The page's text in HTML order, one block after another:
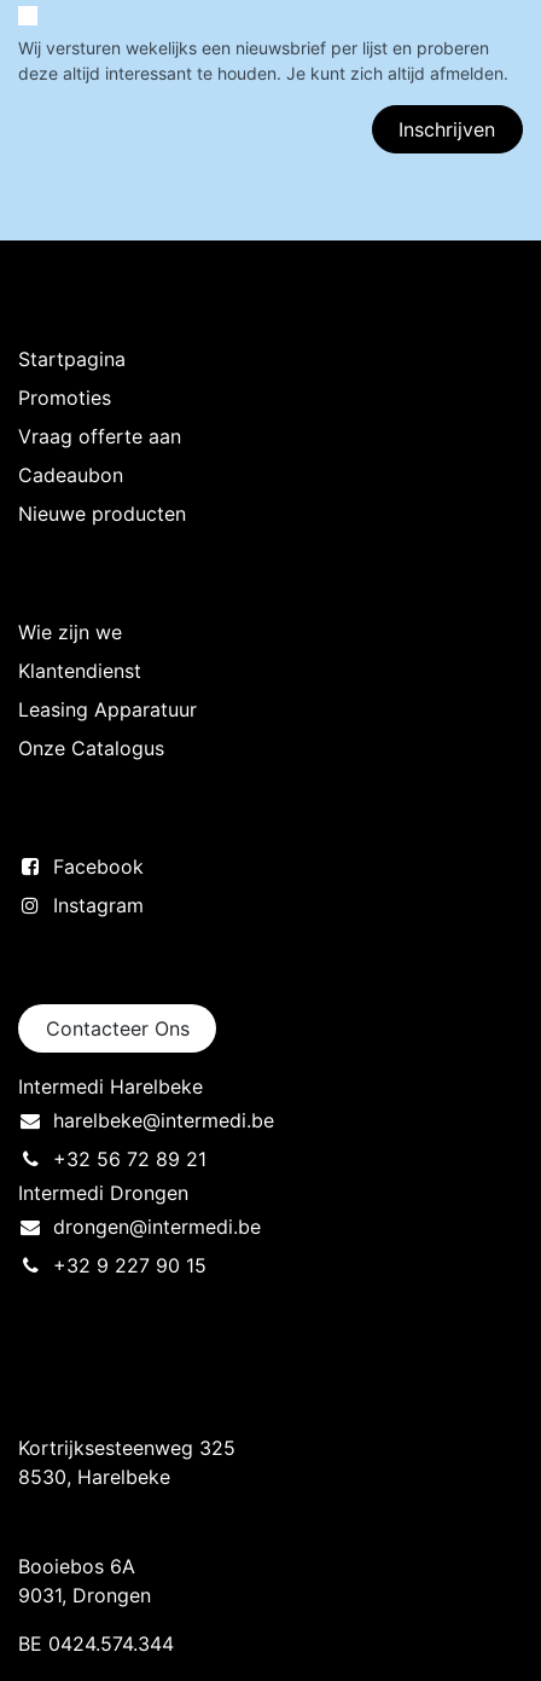
Wij versturen wekelijks een nieuwsbrief per lijst en proberen
deze altijd interessant te houden. Je kunt zich altijd afmelden.
Inschrijven
Startpagina
Promoties
Vraag offerte aan
Cadeaubon
Nieuwe producten
Wie zijn we
Klantendienst
Leasing Apparatuur
Onze Catalogus
Facebook
Instagram
Contacteer Ons
Intermedi Harelbeke
harelbeke@intermedi.be
+32 56 72 89 21
Intermedi Drongen
drongen@intermedi.be
+32 9 227 90 15
Kortrijksesteenweg 325
8530, Harelbeke
Booiebos 6A
9031, Drongen
BE 0424.574.344